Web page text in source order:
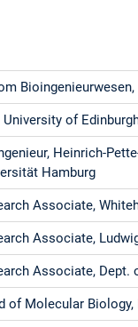
University of
Heinrich-
Hamburg
Associate,
Associate,
Associate, Dept.
of Molecular Biology,